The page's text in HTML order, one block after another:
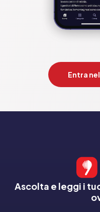
Entra
Ascolta e leggi i